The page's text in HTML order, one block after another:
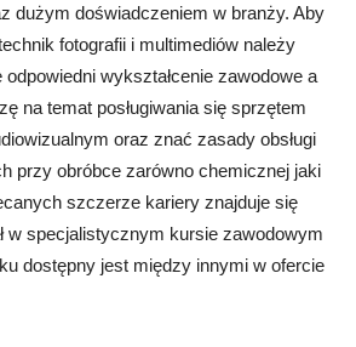
dużym doświadczeniem w branży. Aby
fotografii i multimediów należy
wykształcenie zawodowe a
na temat posługiwania się sprzętem
oraz znać zasady obsługi
przy obróbce zarówno chemicznej jaki
szczerze kariery znajduje się
w specjalistycznym kursie zawodowym
dostępny jest między innymi w ofercie